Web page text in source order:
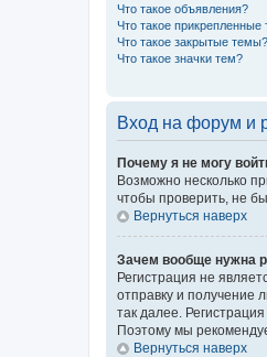
Что такое объявления?
Что такое прикрепленные
Что такое закрытые темы?
Что такое значки тем?
Вход на форум и
Почему я не могу
Возможно несколько
чтобы проверить, не
Вернуться наверх
Зачем вообще нужна
Регистрация не
отправку и получение
так далее.
Поэтому мы
Вернуться наверх